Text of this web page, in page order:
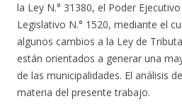
la Ley N.° 31380, el Poder
Legislativo N.° 1520, mediante el
algunos cambios a la Ley de
están orientados a generar una
de las municipalidades. El análisis
materia del presente trabajo.